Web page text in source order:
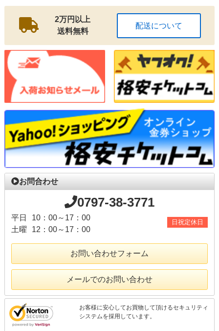
2万円以上
送料無料
配送について
お問合わせ
0797-38-3771
平日
10：00～17：00
土曜
12：00～17：00
日祝定休日
お問い合わせフォーム
メールでのお問い合わせ
お客様に安心してお買物して頂けるセキュリティ
システムを採用しています。